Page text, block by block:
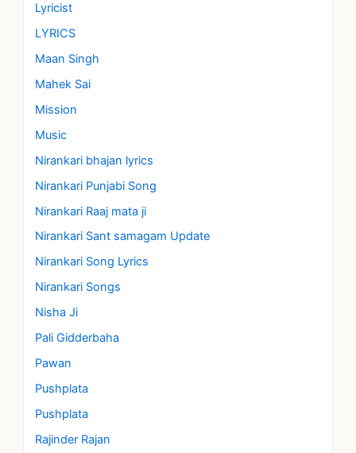
Lyricist
LYRICS
Maan Singh
Mahek Sai
Mission
Music
Nirankari bhajan lyrics
Nirankari Punjabi Song
Nirankari Raaj mata ji
Nirankari Sant samagam Update
Nirankari Song Lyrics
Nirankari Songs
Nisha Ji
Pali Gidderbaha
Pawan
Pushplata
Pushplata
Rajinder Rajan